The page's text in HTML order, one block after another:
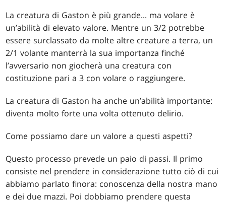
La creatura di Gaston è più grande... ma volare è
un’abilità di elevato valore. Mentre un 3/2 potrebbe
essere surclassato da molte altre creature a terra, un
2/1 volante manterrà la sua importanza finché
l’avversario non giocherà una creatura con
costituzione pari a 3 con volare o raggiungere.
La creatura di Gaston ha anche un’abilità importante:
diventa molto forte una volta ottenuto delirio.
Come possiamo dare un valore a questi aspetti?
Questo processo prevede un paio di passi. Il primo
consiste nel prendere in considerazione tutto ciò di cui
abbiamo parlato finora: conoscenza della nostra mano
e dei due mazzi. Poi dobbiamo prendere questa